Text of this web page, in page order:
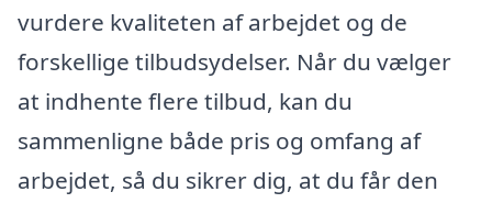
vurdere kvaliteten af arbejdet og de
forskellige tilbudsydelser. Når du vælger
at indhente flere tilbud, kan du
sammenligne både pris og omfang af
arbejdet, så du sikrer dig, at du får den